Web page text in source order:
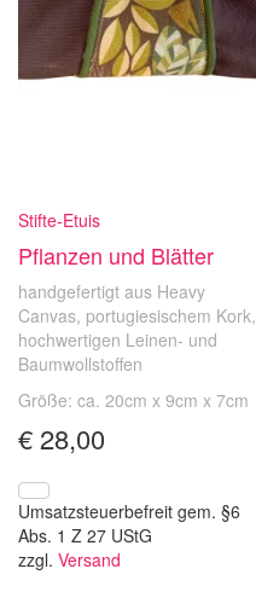
Stifte-Etuis
Pflanzen und Blätter
handgefertigt aus Heavy
Canvas, portugiesischem Kork,
hochwertigen Leinen- und
Baumwollstoffen
Größe: ca. 20cm x 9cm x 7cm
€ 28,00
Umsatzsteuerbefreit gem. §6
Abs. 1 Z 27 UStG
zzgl. Versand